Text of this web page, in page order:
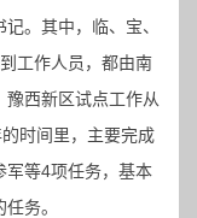
。其中，临、宝、
工作人员，都由南
西新区试点工作从
时间里，主要完成
军等4项任务，基本
务。